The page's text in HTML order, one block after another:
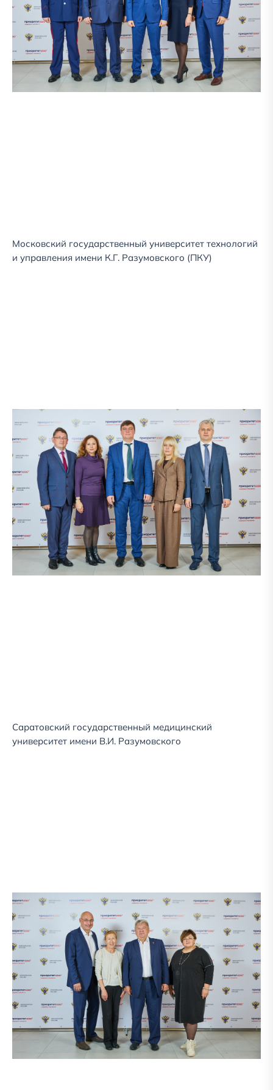
Московский государственный университет технологий
и управления имени К.Г. Разумовского (ПКУ)
Саратовский государственный медицинский
университет имени В.И. Разумовского